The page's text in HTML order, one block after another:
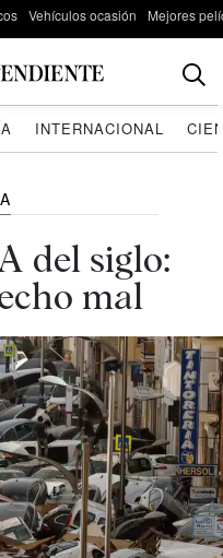
Vehículos ocasión Mejores
INTERNACIONAL
del siglo:
mal